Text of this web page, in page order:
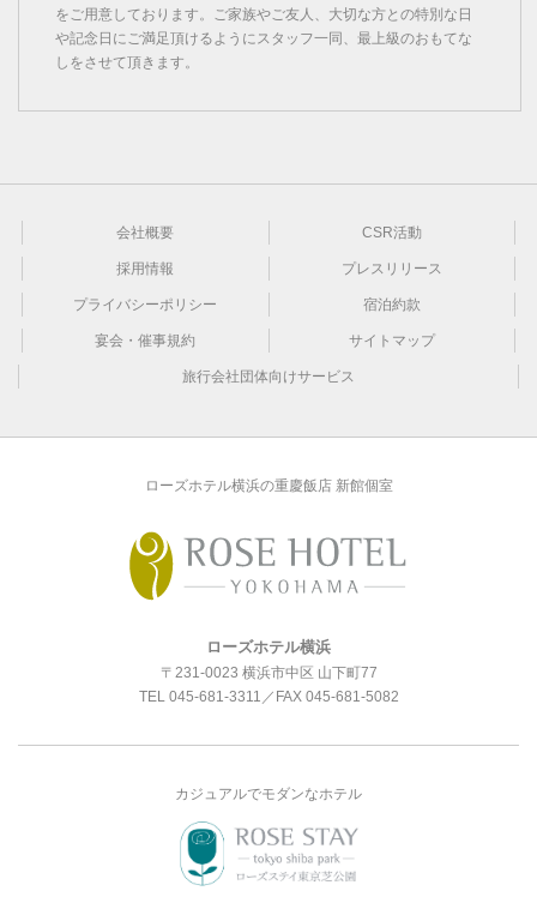
をご用意しております。ご家族やご友人、大切な方との特別な日
や記念日にご満足頂けるようにスタッフ一同、最上級のおもてな
しをさせて頂きます。
会社概要 CSR活動
採用情報 プレスリリース
プライバシーポリシー 宿泊約款
宴会・催事規約 サイトマップ
旅行会社団体向けサービス
ローズホテル横浜の重慶飯店 新館個室
ローズホテル横浜
〒231-0023 横浜市中区 山下町77
TEL 045-681-3311 ／FAX 045-681-5082
カジュアルでモダンなホテル